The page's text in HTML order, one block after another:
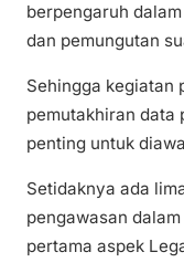
berpengaruh
dan pemungutan
Sehingga kegiatan
pemutakhiran data
penting untuk
Setidaknya ada
pengawasan
pertama aspek